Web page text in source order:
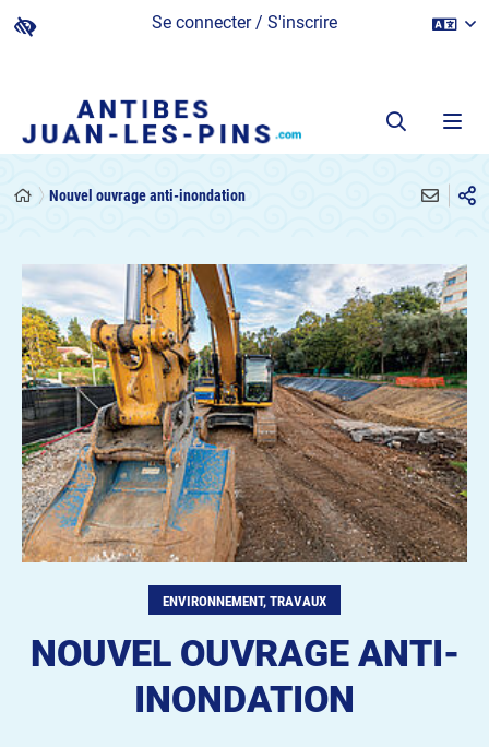
Se connecter / S'inscrire
Nouvel ouvrage anti-inondation
ENVIRONNEMENT, TRAVAUX
NOUVEL OUVRAGE ANTI-
INONDATION